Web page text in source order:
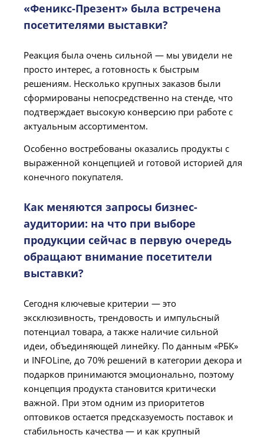
«Феникс-Презент» была встречена
посетителями выставки?
Реакция была очень сильной — мы увидели не
просто интерес, а готовность к быстрым
решениям. Несколько крупных заказов были
сформированы непосредственно на стенде, что
подтверждает высокую конверсию при работе с
актуальным ассортиментом.
Особенно востребованы оказались продукты с
выраженной концепцией и готовой историей для
конечного покупателя.
Как меняются запросы бизнес-
аудитории: на что при выборе
продукции сейчас в первую очередь
обращают внимание посетители
выставки?
Сегодня ключевые критерии — это
эксклюзивность, трендовость и импульсный
потенциал товара, а также наличие сильной
идеи, объединяющей линейку. По данным «РБК»
и INFOLine, до 70% решений в категории декора и
подарков принимаются эмоционально, поэтому
концепция продукта становится критически
важной. При этом одним из приоритетов
оптовиков остается предсказуемость поставок и
стабильность качества — и как крупный